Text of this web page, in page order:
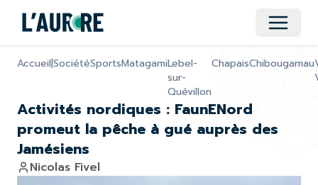
Ouvrir
Accueil|SociétéSportsMatagamiLebel-
sur-
Quévillon
ChapaisChibougamau
Activités nordiques : FaunENord
promeut la pêche à gué auprès des
Jamésiens
Nicolas Fivel